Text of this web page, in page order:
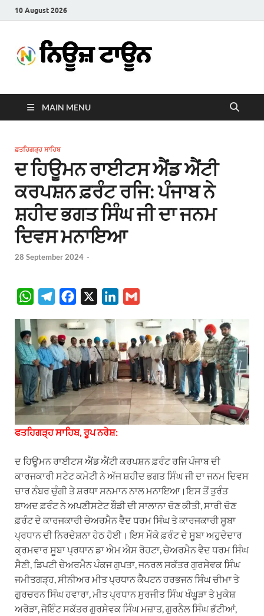
10 August 2026
Town
MAIN MENU
ਫ਼ਤਹਿਗੜ੍ਹ ਸਾਹਿਬ
ਦ ਹਿਊਮਨ ਰਾਈਟਸ ਐਂਡ ਐਂਟੀ
ਕਰਪਸ਼ਨ ਫ਼ਰੰਟ ਰਜਿ: ਪੰਜਾਬ ਨੇ
ਸ਼ਹੀਦ ਭਗਤ ਸਿੰਘ ਜੀ ਦਾ ਜਨਮ
ਦਿਵਸ ਮਨਾਇਆ
28 September 2024 -
W
a
t
s
A
p
p
l
e
g
a
m
c
e
b
o
o
k
k
e
d
I
n
a
i
l
ਫਤਹਿਗੜ੍ਹ ਸਾਹਿਬ, ਰੂਪ ਨਰੇਸ਼:
ਦ ਹਿਊਮਨ ਰਾਈਟਸ ਐਂਡ ਐਂਟੀ ਕਰਪਸ਼ਨ ਫ਼ਰੰਟ ਰਜਿ ਪੰਜਾਬ ਦੀ
ਕਾਰਜਕਾਰੀ ਸਟੇਟ ਕਮੇਟੀ ਨੇ ਅੱਜ ਸ਼ਹੀਦ ਭਗਤ ਸਿੰਘ ਜੀ ਦਾ ਜਨਮ ਦਿਵਸ
ਚਾਰ ਨੰਬਰ ਚੁੰਗੀ ਤੇ ਸ਼ਰਧਾ ਸਨਮਾਨ ਨਾਲ ਮਨਾਇਆ।ਇਸ ਤੋਂ ਤੁਰੰਤ
ਬਾਅਦ ਫ਼ਰੰਟ ਨੇ ਅਪਣੀਸਟੇਟ ਬੌਡੀ ਦੀ ਸਾਲਾਨਾ ਚੋਣ ਕੀਤੀ, ਸਾਰੀ ਚੋਣ
ਫ਼ਰੰਟ ਦੇ ਕਾਰਜਕਾਰੀ ਚੇਅਰਮੈਨ ਵੈਦ ਧਰਮ ਸਿੰਘ ਤੇ ਕਾਰਜਕਾਰੀ ਸੂਬਾ
ਪ੍ਰਧਾਨ ਦੀ ਨਿਰਦੇਸ਼ਨਾ ਹੇਠ ਹੋਈ। ਇਸ ਮੌਕੇ ਫ਼ਰੰਟ ਦੇ ਸੂਬਾ ਅਹੁਦੇਦਾਰ
ਕ੍ਰਮਵਾਰ ਸੂਬਾ ਪ੍ਰਧਾਨ ਡਾ ਐਮ ਐਸ ਰੋਹਟਾ, ਚੇਅਰਮੈਨ ਵੈਦ ਧਰਮ ਸਿੰਘ
ਸੈਣੀ, ਡਿਪਟੀ ਚੇਅਰਮੈਨ ਪੰਕਜ ਗੁਪਤਾ, ਜਨਰਲ ਸਕੱਤਰ ਗੁਰਸੇਵਕ ਸਿੰਘ
ਜਮੀਤਗੜ੍ਹ, ਸੀਨੀਅਰ ਮੀਤ ਪ੍ਰਧਾਨ ਕੈਪਟਨ ਹਰਭਜਨ ਸਿੰਘ ਚੀਮਾ ਤੇ
ਗੁਰਚਰਨ ਸਿੰਘ ਹਵਾਰਾ, ਮੀਤ ਪ੍ਰਧਾਨ ਸੁਰਜੀਤ ਸਿੰਘ ਖੰਘੂੜਾ ਤੇ ਮੁਕੇਸ਼
ਅਰੋੜਾ, ਜੋਇੰਟ ਸਕੱਤਰ ਗੁਰਸੇਵਕ ਸਿੰਘ ਮਜ਼ਾਤ, ਗੁਰਨੈਲ ਸਿੰਘ ਭੱਟੀਆਂ,